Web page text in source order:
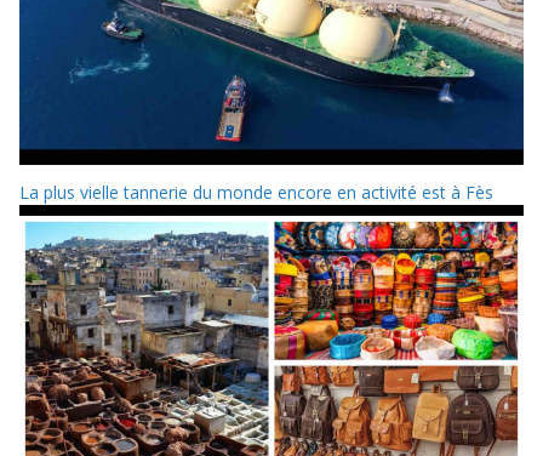
La plus vielle tannerie du monde encore en activité est à Fès